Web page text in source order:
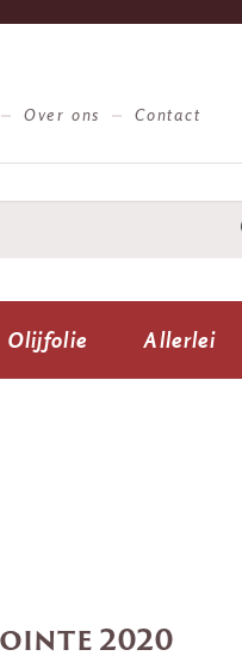
Over ons Contact
Olijfolie Allerlei
2020